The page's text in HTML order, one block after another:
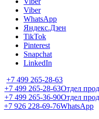
Viber
WhatsApp
Яндекс.Дзен
TikTok
Pinterest
Snapchat
LinkedIn
+7 499 265-28-63
+7 499 265-28-63Отдел
+7 499 265-36-90Отдел
+7 926 228-69-76WhatsApp